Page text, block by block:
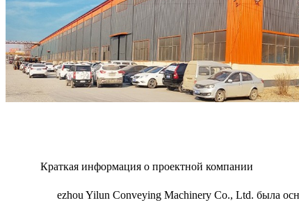
Краткая информация о проектной компании
ezhou Yilun Conveying Machinery Co., Ltd. была